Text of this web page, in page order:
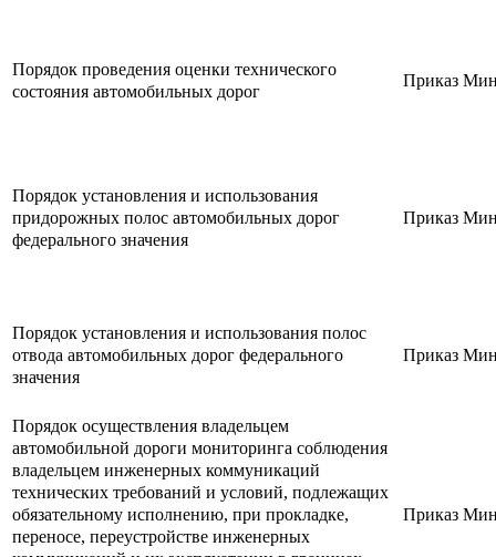
Порядок проведения оценки технического
состояния автомобильных дорог
Приказ
Порядок установления и использования
придорожных полос автомобильных дорог
федерального значения
Приказ
Порядок установления и использования полос
отвода автомобильных дорог федерального
значения
Приказ
Порядок осуществления владельцем
автомобильной дороги мониторинга соблюдения
владельцем инженерных коммуникаций
технических требований и условий, подлежащих
обязательному исполнению, при прокладке,
переносе, переустройстве инженерных
Приказ